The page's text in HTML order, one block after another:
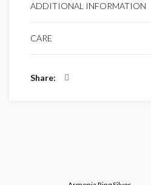
ADDITIONAL INFORMATION
CARE
Share